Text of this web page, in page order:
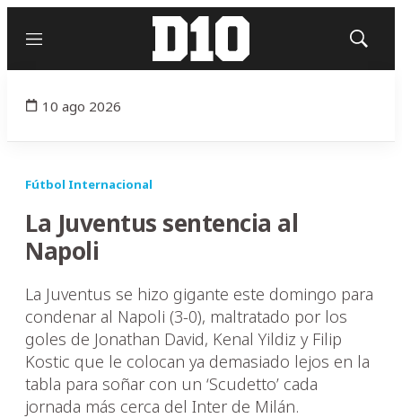
Menú
Mostrar
10 ago 2026
Fútbol Internacional
La Juventus sentencia al
Napoli
La Juventus se hizo gigante este domingo para
condenar al Napoli (3-0), maltratado por los
goles de Jonathan David, Kenal Yildiz y Filip
Kostic que le colocan ya demasiado lejos en la
tabla para soñar con un ‘Scudetto’ cada
jornada más cerca del Inter de Milán.